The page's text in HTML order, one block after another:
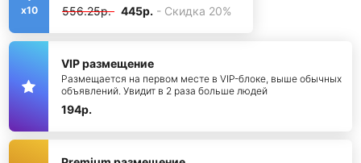
x10
556.25р. 445р. - Скидка 20%
VIP размещение
Размещается на первом месте в VIP-блоке, выше обычных
объявлений. Увидит в 2 раза больше людей
194р.